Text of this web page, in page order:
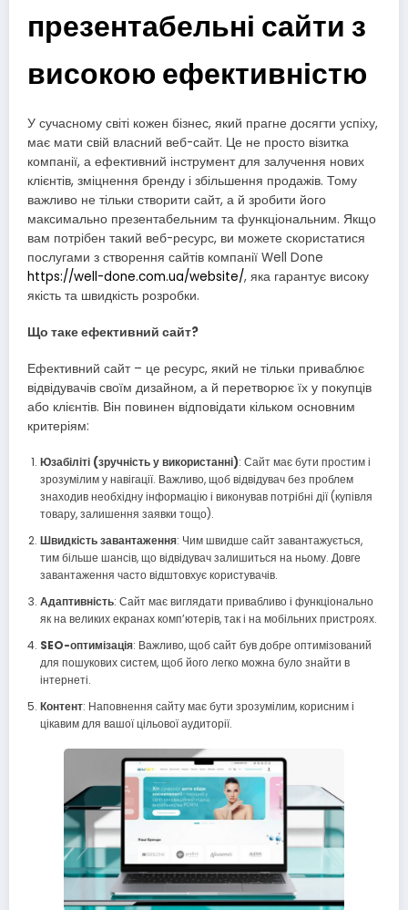
презентабельні сайти з
високою ефективністю
У сучасному світі кожен бізнес, який прагне досягти успіху,
має мати свій власний веб-сайт. Це не просто візитка
компанії, а ефективний інструмент для залучення нових
клієнтів, зміцнення бренду і збільшення продажів. Тому
важливо не тільки створити сайт, а й зробити його
максимально презентабельним та функціональним. Якщо
вам потрібен такий веб-ресурс, ви можете скористатися
послугами з створення сайтів компанії Well Done
https://well-done.com.ua/website/, яка гарантує високу
якість та швидкість розробки.
Що таке ефективний сайт?
Ефективний сайт – це ресурс, який не тільки приваблює
відвідувачів своїм дизайном, а й перетворює їх у покупців
або клієнтів. Він повинен відповідати кільком основним
критеріям:
Юзабіліті (зручність у використанні): Сайт має бути простим і
зрозумілим у навігації. Важливо, щоб відвідувач без проблем
знаходив необхідну інформацію і виконував потрібні дії (купівля
товару, залишення заявки тощо).
Швидкість завантаження: Чим швидше сайт завантажується,
тим більше шансів, що відвідувач залишиться на ньому. Довге
завантаження часто відштовхує користувачів.
Адаптивність: Сайт має виглядати привабливо і функціонально
як на великих екранах комп’ютерів, так і на мобільних пристроях.
SEO-оптимізація: Важливо, щоб сайт був добре оптимізований
для пошукових систем, щоб його легко можна було знайти в
інтернеті.
Контент: Наповнення сайту має бути зрозумілим, корисним і
цікавим для вашої цільової аудиторії.